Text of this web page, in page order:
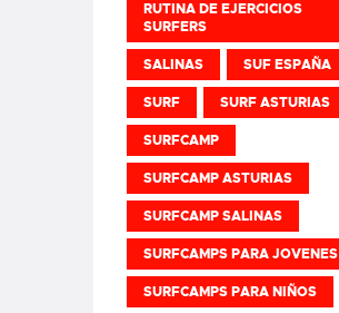
RUTINA DE EJERCICIOS
SURFERS
SALINAS SUF ESPAÑA
SURF SURF ASTURIAS
SURFCAMP
SURFCAMP ASTURIAS
SURFCAMP SALINAS
SURFCAMPS PARA JOVENES
SURFCAMPS PARA NIÑOS